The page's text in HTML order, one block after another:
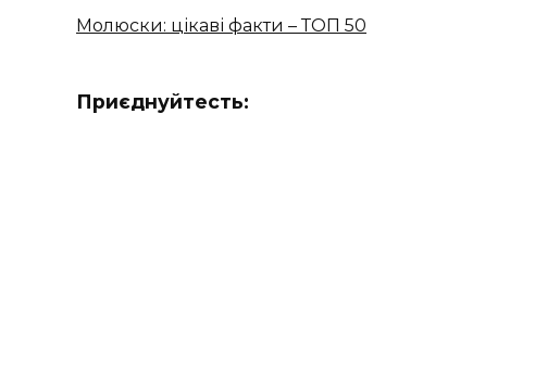
Молюски: цікаві факти – ТОП 50
Приєднуйтесть: